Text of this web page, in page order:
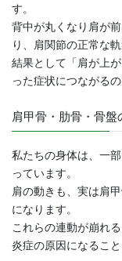
す。
背中が丸くなり肩が
り、肩関節の正常な
結果として「肩が上
った症状につながるの
肩甲骨・肋骨・骨盤
私たちの身体は、一部
っています。
肩の動きも、実は肩
になります。
これらの連動が崩れ
炎症の原因になるこ